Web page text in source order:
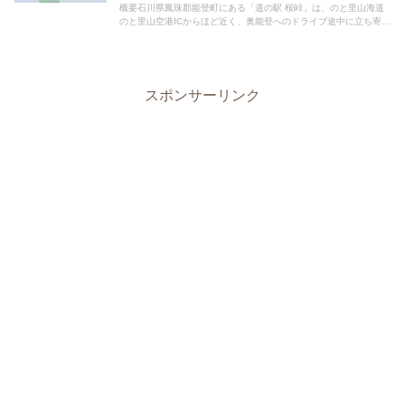
概要石川県鳳珠郡能登町にある「道の駅 桜峠」は、のと里山海道
のと里山空港ICからほど近く、奥能登へのドライブ途中に立ち寄る
スポンサーリンク